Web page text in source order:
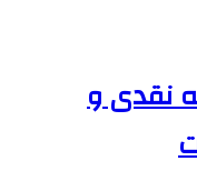
نقدی و